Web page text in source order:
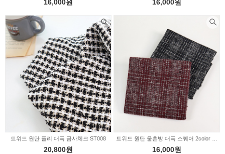
16,000원 16,000원
트위드 원단 폴리 대폭 금사체크 ST008
20,800원 16,000원